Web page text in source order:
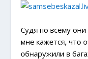
Судя по всему
мне кажется, что
обнаружили в